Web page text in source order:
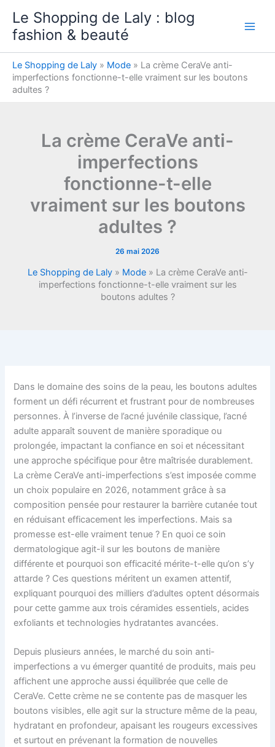
contenu
Le Shopping de Laly : blog
fashion & beauté
Le Shopping de Laly » Mode » La crème CeraVe anti-
imperfections fonctionne-t-elle vraiment sur les boutons
adultes ?
La crème CeraVe anti-
imperfections
fonctionne-t-elle
vraiment sur les boutons
adultes ?
26 mai 2026
Le Shopping de Laly» Mode» La crème CeraVe anti-
imperfections fonctionne-t-elle vraiment sur les
boutons adultes ?
Dans le domaine des soins de la peau, les boutons adultes
forment un défi récurrent et frustrant pour de nombreuses
personnes. À l’inverse de l’acné juvénile classique, l’acné
adulte apparaît souvent de manière sporadique ou
prolongée, impactant la confiance en soi et nécessitant
une approche spécifique pour être maîtrisée durablement.
La crème CeraVe anti-imperfections s’est imposée comme
un choix populaire en 2026, notamment grâce à sa
composition pensée pour restaurer la barrière cutanée tout
en réduisant efficacement les imperfections. Mais sa
promesse est-elle vraiment tenue ? En quoi ce soin
dermatologique agit-il sur les boutons de manière
différente et pourquoi son efficacité mérite-t-elle qu’on s’y
attarde ? Ces questions méritent un examen attentif,
expliquant pourquoi des milliers d’adultes optent désormais
pour cette gamme aux trois céramides essentiels, acides
exfoliants et technologies hydratantes avancées.
Depuis plusieurs années, le marché du soin anti-
imperfections a vu émerger quantité de produits, mais peu
affichent une approche aussi équilibrée que celle de
CeraVe. Cette crème ne se contente pas de masquer les
boutons visibles, elle agit sur la structure même de la peau,
hydratant en profondeur, apaisant les rougeurs excessives
et surtout en prévenant la formation de nouvelles